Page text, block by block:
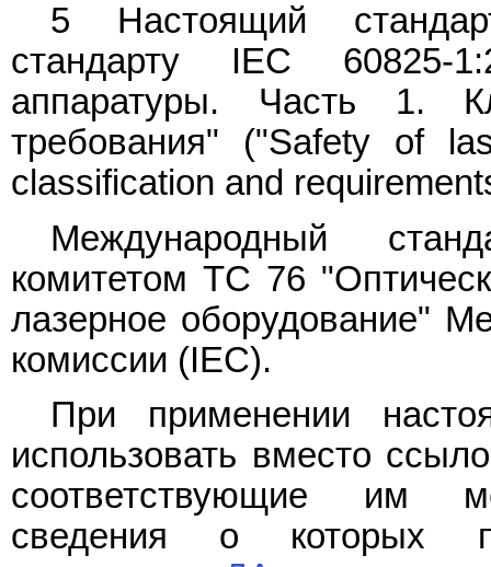
5 Настоящий
стандарту IEC 60825-
аппаратуры. Часть 1.
требования" ("Safety of
classification and
Международный
комитетом TC 76
лазерное оборудование"
комиссии (IEC).
При применении
использовать вместо
соответствующие им
сведения о которых